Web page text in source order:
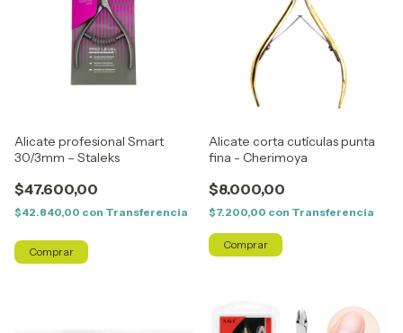
Alicate profesional Smart
30/3mm – Staleks
$47.600,00
$42.840,00 con Transferencia
Alicate corta cutículas punta
fina - Cherimoya
$8.000,00
$7.200,00 con Transferencia